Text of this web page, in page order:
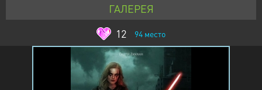
ГАЛЕРЕЯ
12
94 место